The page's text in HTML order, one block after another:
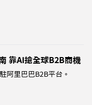
靠AI搶全球B2B商機
阿里巴巴B2B平台。